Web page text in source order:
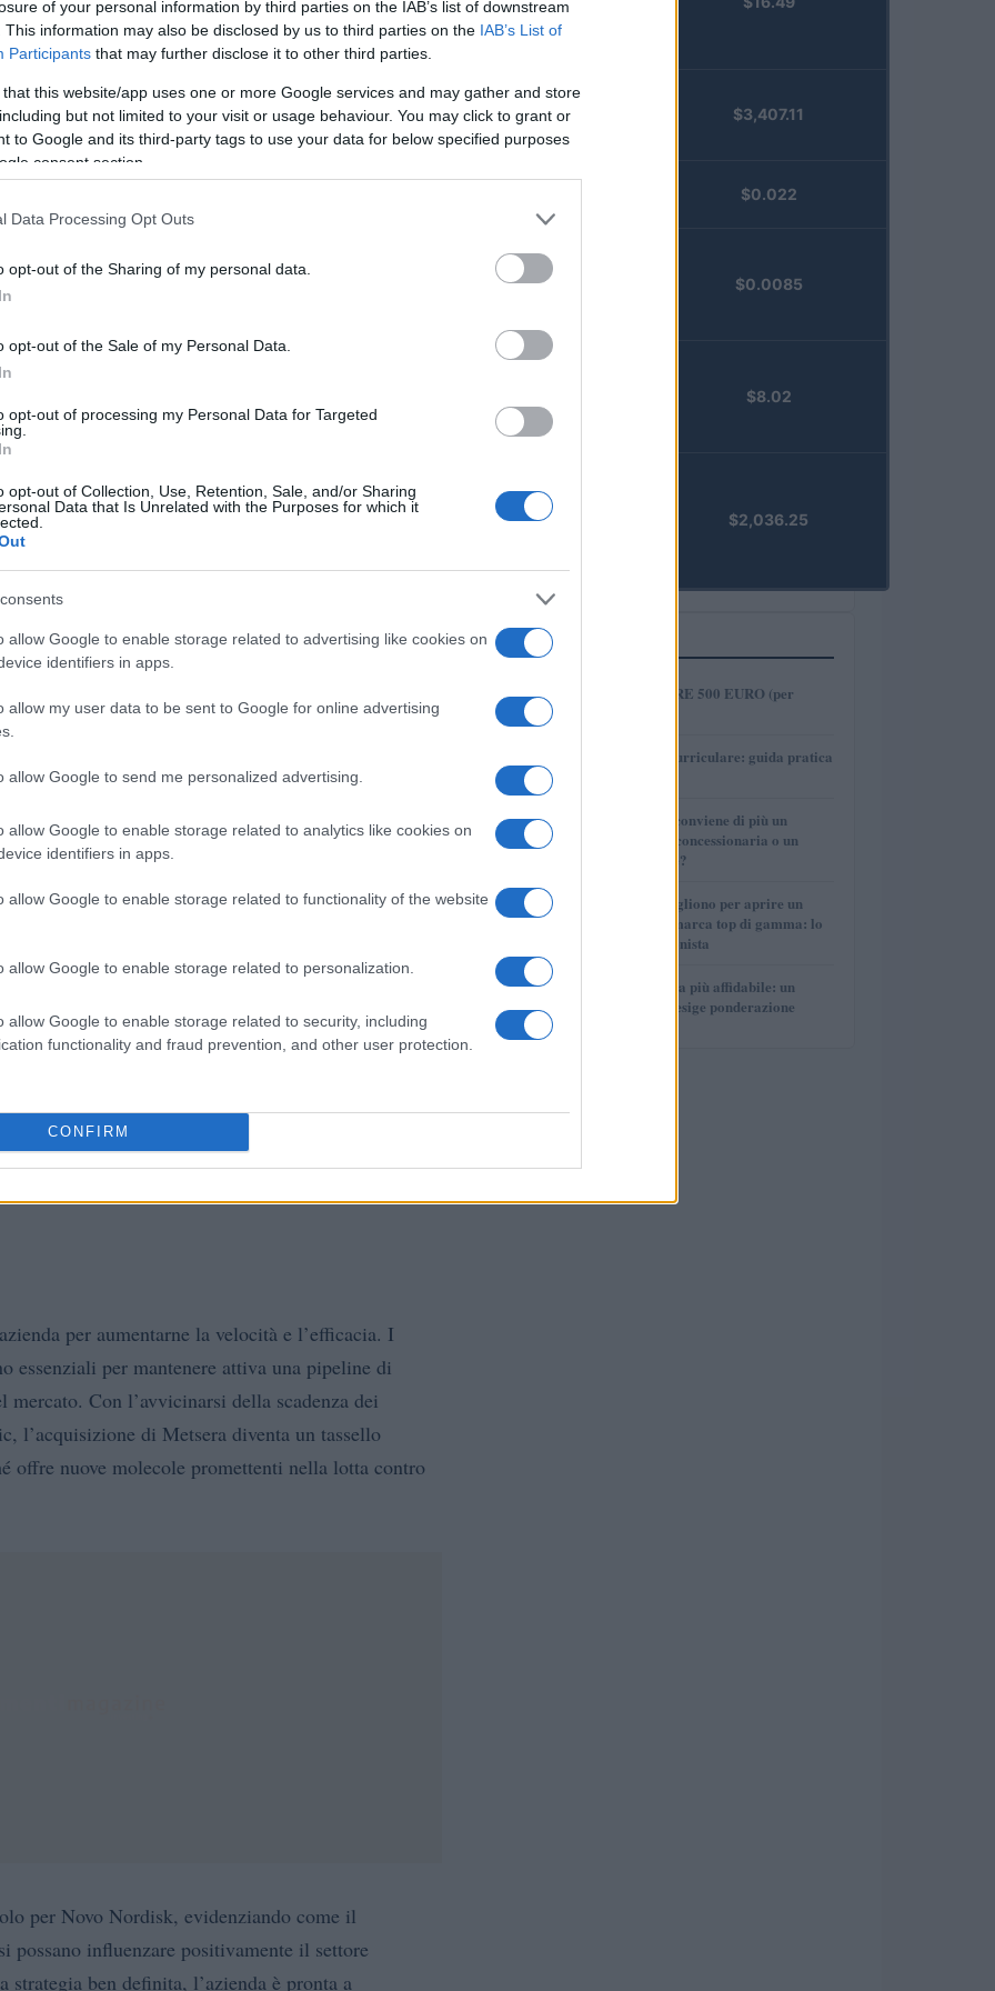
of your personal information by third parties on the IAB’s list of downstream
This information may also be disclosed by us to third parties on the IAB’s List of
Participants that may further disclose it to other third parties.
that this website/app uses one or more Google services and may gather and store
but not limited to your visit or usage behaviour. You may click to grant or
to Google and its third-party tags to use your data for below specified purposes
consent section.
Data Processing Opt Outs
opt-out of the Sharing of my personal data.
opt-out of the Sale of my Personal Data.
opt-out of processing my Personal Data for Targeted
opt-out of Collection, Use, Retention, Sale, and/or Sharing
Data that Is Unrelated with the Purposes for which it
allow Google to enable storage related to advertising like cookies on
identifiers in apps.
allow my user data to be sent to Google for online advertising
allow Google to send me personalized advertising.
allow Google to enable storage related to analytics like cookies on
identifiers in apps.
allow Google to enable storage related to functionality of the website
allow Google to enable storage related to personalization.
allow Google to enable storage related to security, including
functionality and fraud prevention, and other user protection.
CONFIRM
settore è dominato da rivali agguerriti come
la posizione di leader di Novo Nordisk.
di Metsera, un’operazione che ha
circa 9 miliardi di dollari, Novo Nordisk ha
muoversi rapidamente
Bak, direttore dell’Associazione degli
un atteggiamento più audace e ambizioso”,
sfida.
due significative acquisizioni negli Stati Uniti:
mirano non solo a potenziare gli aspetti
potenziale di crescita.
una trasformazione culturale all’interno di Novo
lento e difensivo del passato, adottando una
professionali che coprono il Medio Oriente,
di agire con prontezza e determinazione in
per aumentarne la velocità e l’efficacia. I
essenziali per mantenere attiva una pipeline di
Con l’avvicinarsi della scadenza dei
l’acquisizione di Metsera diventa un tassello
nuove molecole promettenti nella lotta contro
per Novo Nordisk, evidenziando come il
possano influenzare positivamente il settore
ben definita, l’azienda è pronta a
Injective
Vested XOR
(VXOR)
$3,407.11
$0.022
$0.0085
$8.02
PRIME)
$2,036.25
PIÙ LETTI
1
COME INVESTIRE 500 EURO (per
2
Tirocinio extra-curriculare: guida pratica
3
Per le auto usate conviene di più un
finanziamento in concessionaria o un
prestito personale?
4
Quanti soldi ci vogliono per aprire un
autosalone multimarca top di gamma: lo
spiega il professionista
5
La macchina usata più affidabile: un
investimento che esige ponderazione